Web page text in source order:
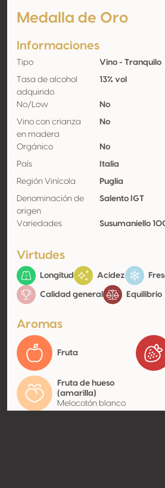
Medalla de Oro
Informaciones
Tipo Vino - Tranquilo
Tasa de alcohol
adquirido
13% vol
No/Low No
Vino con crianza
en madera
No
Orgánico No
País Italia
Región Vinícola Puglia
Denominación de
origen
Salento IGT
Variedades Susumaniello
Virtudes
Longitud Acidez
Calidad general Equilibrio
Aromas
Fruta
Fruta de hueso
(amarilla)
Melocotón blanco